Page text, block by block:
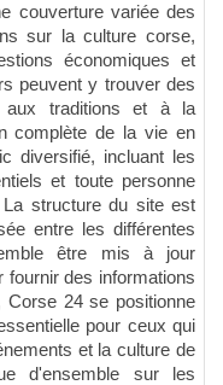
couverture variée des
sur la culture corse,
économiques et
peuvent y trouver des
aux traditions et à la
complète de la vie en
diversifié, incluant les
et toute personne
structure du site est
entre les différentes
être mis à jour
fournir des informations
Corse 24 se positionne
pour ceux qui
et la culture de
d'ensemble sur les